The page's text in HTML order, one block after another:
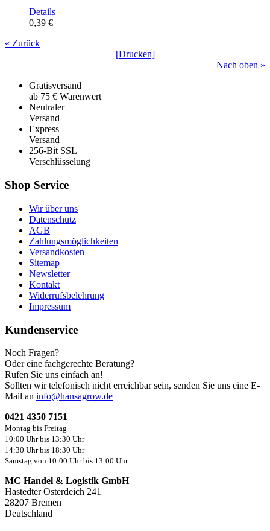
Details
0,39 €
« Zurück
[Drucken]
Nach oben »
Gratisversand
ab 75 € Warenwert
Neutraler
Versand
Express
Versand
256-Bit SSL
Verschlüsselung
Shop Service
Wir über uns
Datenschutz
AGB
Zahlungsmöglichkeiten
Versandkosten
Sitemap
Newsletter
Kontakt
Widerrufsbelehrung
Impressum
Kundenservice
Noch Fragen?
Oder eine fachgerechte Beratung?
Rufen Sie uns einfach an!
Sollten wir telefonisch nicht erreichbar sein, senden Sie uns eine E-
Mail an info@hansagrow.de
0421 4350 7151
Montag bis Freitag
10:00 Uhr bis 13:30 Uhr
14:30 Uhr bis 18:30 Uhr
Samstag von 10:00 Uhr bis 13:00 Uhr
MC Handel & Logistik GmbH
Hastedter Osterdeich 241
28207 Bremen
Deutschland